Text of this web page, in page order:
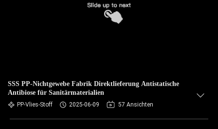
SSS PP-Nichtgewebe Fabrik Direktlieferung Antistatische
Antibiose für Sanitärmaterialien
PP-Vlies-Stoff 2025-06-09 57 Ansichten